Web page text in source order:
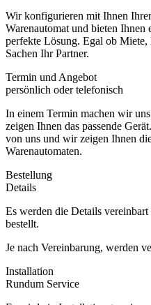
Wir konfigurieren mit Ihnen
Warenautomat und bieten
perfekte Lösung. Egal ob
Sachen Ihr Partner.
Termin und Angebot
persönlich oder telefonisch
In einem Termin machen wir
zeigen Ihnen das passende
von uns und wir zeigen Ihnen
Warenautomaten.
Bestellung
Details
Es werden die Details
bestellt.
Je nach Vereinbarung, werden
Installation
Rundum Service